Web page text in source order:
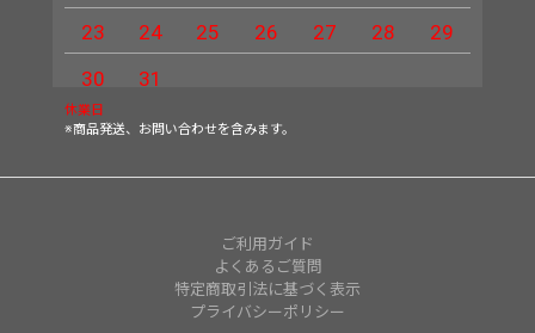
23
24 25 26 27 28
29
30
31
休業日
※商品発送、お問い合わせを含みます。
ご利用ガイド
よくあるご質問
特定商取引法に基づく表示
プライバシーポリシー